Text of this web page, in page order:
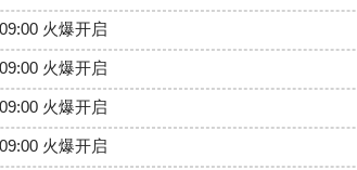
火爆开启
火爆开启
火爆开启
火爆开启